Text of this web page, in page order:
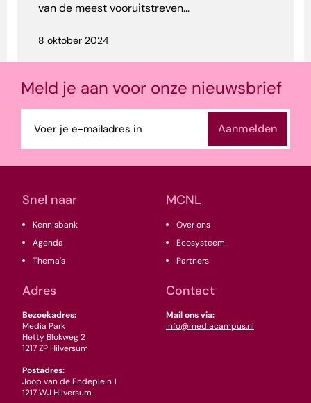
van de meest vooruitstreven...
8 oktober 2024
Snel naar
Kennisbank
Agenda
Thema's
MCNL
Over ons
Ecosysteem
Partners
Adres
Bezoekadres:
Media Park
Hetty Blokweg 2
1217 ZP Hilversum
Postadres:
Joop van de Endeplein 1
1217 WJ Hilversum
Contact
Mail ons via:
info@mediacampus.nl
Meld je aan voor onze nieuwsbrief
mailadres
(Vereist)